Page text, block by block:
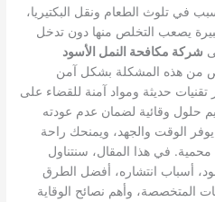
في تلوث الطعام ونقل البكتيريا،
يصعب التخلص منها دون تدخل
شركة مكافحة النمل الأسود
من هذه المشكلة بشكل آمن
حديثة ومواد آمنة للقضاء على
حلول وقائية لضمان عدم عودته
الوقت والجهد، ويمنحك راحة
محمية. في هذا المقال، سنتناول
أسباب انتشاره، أفضل الطرق
المتخصصة، وأهم نصائح الوقاية